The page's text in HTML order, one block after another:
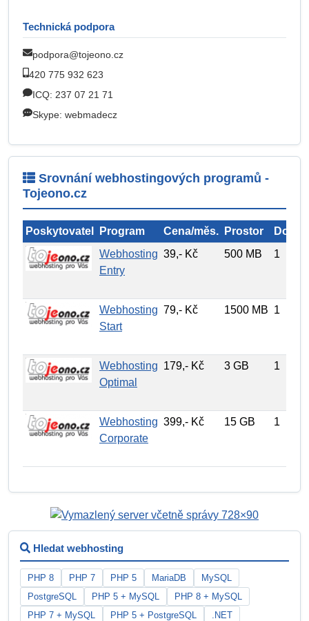
Technická podpora
podpora@tojeono.cz
420 775 932 623
ICQ: 237 07 21 71
Skype: webmadecz
Srovnání webhostingových programů -
Tojeono.cz
Poskytovatel Program Cena/měs. Prostor
Webhosting
Entry
39,- Kč 500 MB 1
Webhosting
Start
79,- Kč 1500 MB 1
Webhosting
Optimal
179,- Kč 3 GB 1
Webhosting
Corporate
399,- Kč 15 GB 1
Hledat webhosting
PHP 8 PHP 7 PHP 5 MariaDB
MySQL
PostgreSQL
PHP 5 + MySQL
PHP 8 + MySQL
PHP 7 + MySQL
PHP 5 + PostgreSQL
.NET